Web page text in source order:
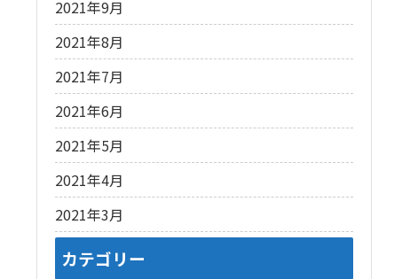
2021年9月
2021年8月
2021年7月
2021年6月
2021年5月
2021年4月
2021年3月
カテゴリー